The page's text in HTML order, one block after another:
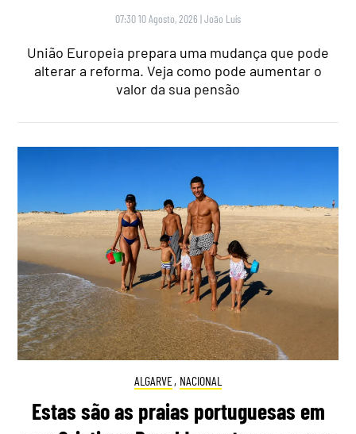
07:30 10 Agosto, 2026 |João Luís
União Europeia prepara uma mudança que pode
alterar a reforma. Veja como pode aumentar o
valor da sua pensão
ALGARVE, NACIONAL
Estas são as praias portuguesas em